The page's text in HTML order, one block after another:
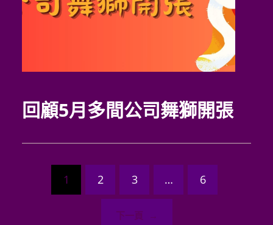
回顧5月多間公司舞獅開張
1 2 3 … 6
下一頁 →